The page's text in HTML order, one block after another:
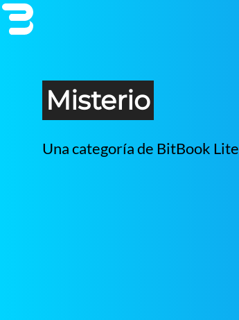
Misterio
Una categoría de BitBook Lite